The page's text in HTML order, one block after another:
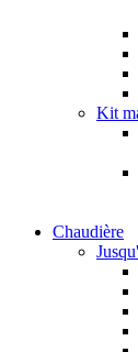
Kit
Chaudière